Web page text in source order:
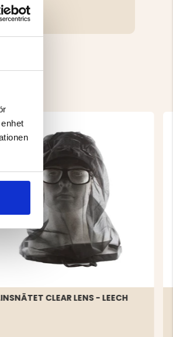
CLEAR LENS - LEECH